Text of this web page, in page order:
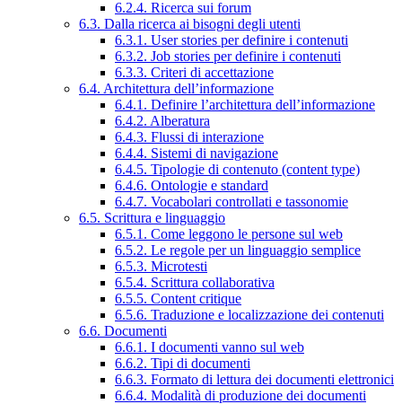
6.2.4. Ricerca sui forum
6.3. Dalla ricerca ai bisogni degli utenti
6.3.1. User stories per definire i contenuti
6.3.2. Job stories per definire i contenuti
6.3.3. Criteri di accettazione
6.4. Architettura dell’informazione
6.4.1. Definire l’architettura dell’informazione
6.4.2. Alberatura
6.4.3. Flussi di interazione
6.4.4. Sistemi di navigazione
6.4.5. Tipologie di contenuto (content type)
6.4.6. Ontologie e standard
6.4.7. Vocabolari controllati e tassonomie
6.5. Scrittura e linguaggio
6.5.1. Come leggono le persone sul web
6.5.2. Le regole per un linguaggio semplice
6.5.3. Microtesti
6.5.4. Scrittura collaborativa
6.5.5. Content critique
6.5.6. Traduzione e localizzazione dei contenuti
6.6. Documenti
6.6.1. I documenti vanno sul web
6.6.2. Tipi di documenti
6.6.3. Formato di lettura dei documenti elettronici
6.6.4. Modalità di produzione dei documenti